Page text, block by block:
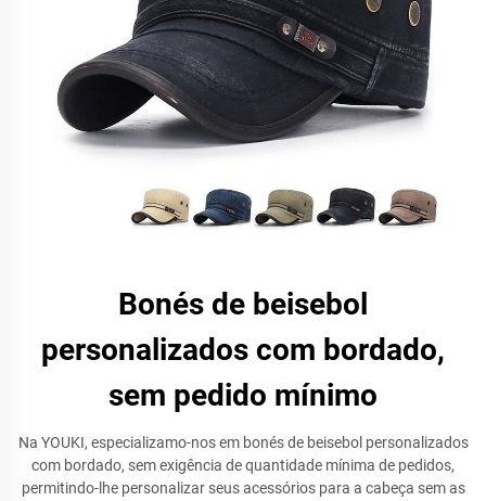
Bonés de beisebol
personalizados com bordado,
sem pedido mínimo
Na YOUKI, especializamo-nos em bonés de beisebol personalizados
com bordado, sem exigência de quantidade mínima de pedidos,
permitindo-lhe personalizar seus acessórios para a cabeça sem as